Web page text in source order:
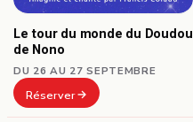
Le tour du monde du Doudou
de Nono
DU 26 AU 27 SEPTEMBRE
Réserver